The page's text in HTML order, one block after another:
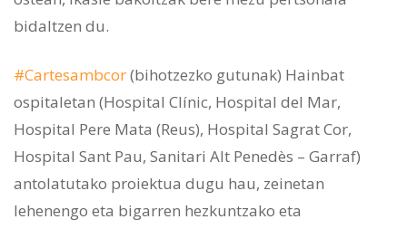
bidaltzen du.
#Cartesambcor(bihotzezko gutunak) Hainbat
ospitaletan (Hospital Clínic, Hospital del Mar,
Hospital Pere Mata (Reus), Hospital Sagrat Cor,
Hospital Sant Pau, Sanitari Alt Penedès – Garraf)
antolatutako proiektua dugu hau, zeinetan
lehenengo eta bigarren hezkuntzako eta